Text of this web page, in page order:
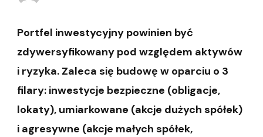
Portfel inwestycyjny powinien być
zdywersyfikowany pod względem aktywów
i ryzyka. Zaleca się budowę w oparciu o 3
filary: inwestycje bezpieczne (obligacje,
lokaty), umiarkowane (akcje dużych spółek)
i agresywne (akcje małych spółek,